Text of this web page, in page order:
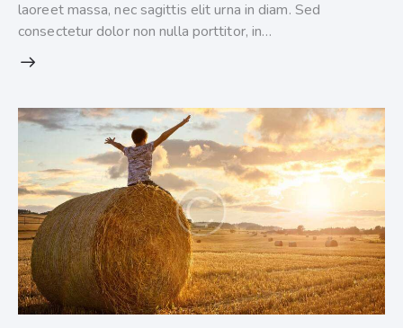
laoreet massa, nec sagittis elit urna in diam. Sed
consectetur dolor non nulla porttitor, in…